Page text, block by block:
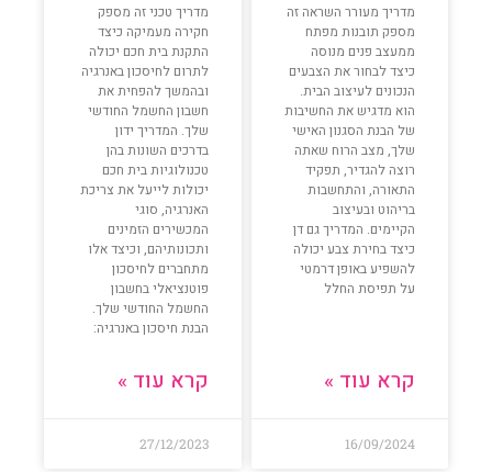
מדריך מעורר השראה זה
מספק תובנות מפתח
ממעצב פנים מנוסה
כיצד לבחור את הצבעים
הנכונים לעיצוב הבית.
הוא מדגיש את החשיבות
של הבנת הסגנון האישי
שלך, מצב הרוח שאתה
רוצה להגדיר, תפקיד
התאורה, והתחשבות
בריהוט ובעיצוב
הקיימים. המדריך גם דן
כיצד בחירת צבע יכולה
להשפיע באופן דרמטי
על תפיסת החלל
קרא עוד »
16/09/2024
מדריך טכני זה מספק
חקירה מעמיקה כיצד
התקנת בית חכם יכולה
לתרום לחיסכון באנרגיה
ובהמשך להפחית את
חשבון החשמל החודשי
שלך. המדריך ידון
בדרכים השונות בהן
טכנולוגיות בית חכם
יכולות לייעל את צריכת
האנרגיה, סוגי
המכשירים הזמינים
ותכונותיהם, וכיצד אלו
מתחברים לחיסכון
פוטנציאלי בחשבון
החשמל החודשי שלך.
הבנת חיסכון באנרגיה:
קרא עוד »
27/12/2023